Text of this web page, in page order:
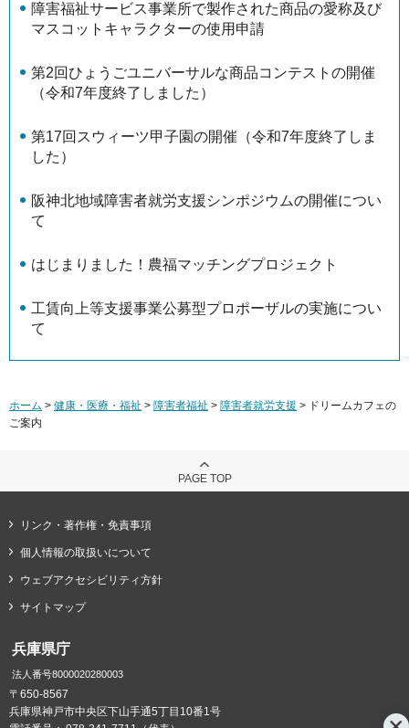
障害福祉サービス事業所で製作された商品の愛称及び
マスコットキャラクターの使用申請
第2回ひょうごユニバーサルな商品コンテストの開催
（令和7年度終了しました）
第17回スウィーツ甲子園の開催（令和7年度終了しま
した）
阪神北地域障害者就労支援シンポジウムの開催につい
て
はじまりました！農福マッチングプロジェクト
工賃向上等支援事業公募型プロポーザルの実施につい
て
ホーム > 健康・医療・福祉 > 障害者福祉 > 障害者就労支援 > ドリームカフェの
ご案内
PAGE TOP
リンク・著作権・免責事項
個人情報の取扱いについて
ウェブアクセシビリティ方針
サイトマップ
兵庫県庁
法人番号8000020280003
〒650-8567
兵庫県神戸市中央区下山手通5丁目10番1号